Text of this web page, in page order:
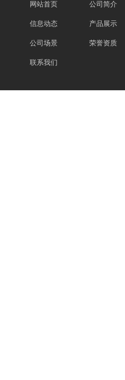
网站首页 公司简介
信息动态 产品展示
公司场景 荣誉资质
联系我们